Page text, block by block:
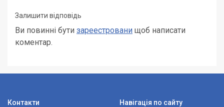
Залишити відповідь
Ви повинні бути зареестровани щоб написати
коментар.
Навігація по сайту
Контакти